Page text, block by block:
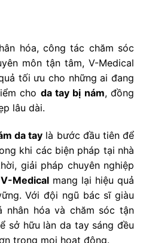
hóa, công tác chăm sóc
môn tận tâm, V-Medical
tối ưu cho những ai đang
cho da tay bị nám, đồng
lâu dài.
da tay là bước đầu tiên để
khi các biện pháp tại nhà
giải pháp chuyên nghiệp
Medicalmang lại hiệu quả
Với đội ngũ bác sĩ giàu
nhân hóa và chăm sóc tận
sở hữu làn da tay sáng đều
trong mọi hoạt động.